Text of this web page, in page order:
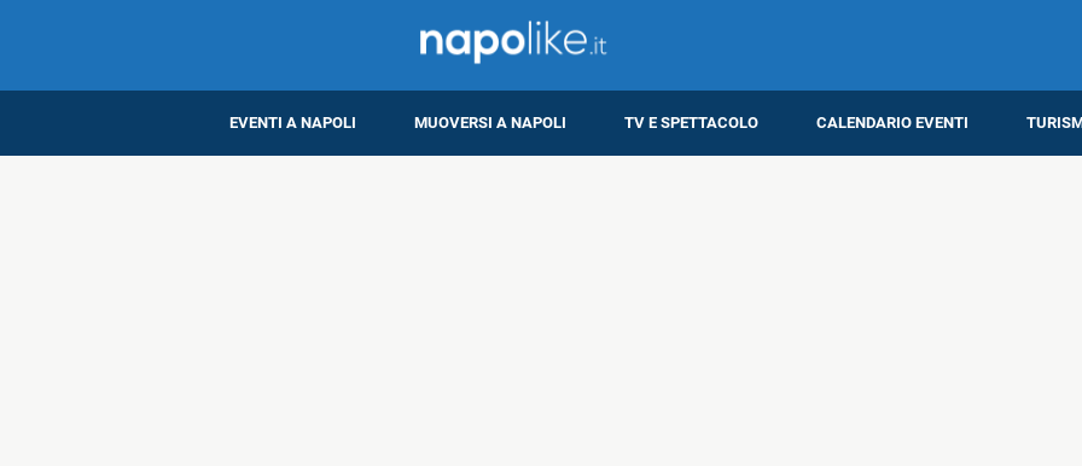
EVENTI A NAPOLI MUOVERSI A NAPOLI TV E SPETTACOLO CALENDARIO EVENTI